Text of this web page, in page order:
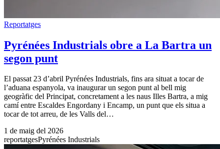
Reportatges
Pyrénées Industrials obre a La Bartra un
segon punt
El passat 23 d’abril Pyrénées Industrials, fins ara situat a tocar de
l’aduana espanyola, va inaugurar un segon punt al bell mig
geogràfic del Principat, concretament a les naus Illes Bartra, a mig
camí entre Escaldes Engordany i Encamp, un punt que els situa a
tocar de tot arreu, de les Valls del…
1 de maig del 2026
reportatgesPyrénées Industrials